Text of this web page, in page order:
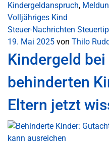
Kindergeldanspruch,
Volljähriges Kind
Steuer-Nachrichten
19. Mai 2025 von Thilo
Kindergeld
behinderten
Eltern jetzt